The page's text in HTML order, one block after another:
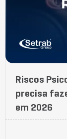
Riscos
precisa
em 2026